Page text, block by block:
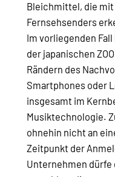
Bleichmittel, die
Fernsehsenders
Im vorliegenden
der japanischen
Rändern des
Smartphones oder
insgesamt im
Musiktechnologie.
ohnehin nicht an
Zeitpunkt der
Unternehmen dürfe